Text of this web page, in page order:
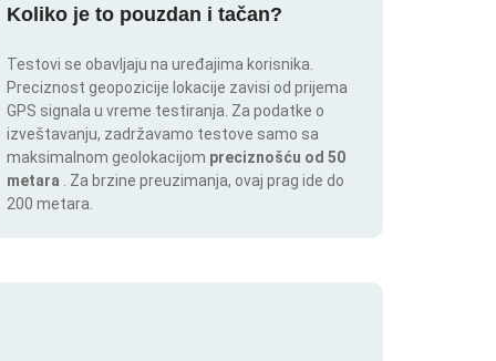
Koliko je to pouzdan i tačan?
Testovi se obavljaju na uređajima korisnika.
Preciznost geopozicije lokacije zavisi od prijema
GPS signala u vreme testiranja. Za podatke o
izveštavanju, zadržavamo testove samo sa
maksimalnom geolokacijom preciznošću od 50
metara
. Za brzine preuzimanja, ovaj prag ide do
200 metara.